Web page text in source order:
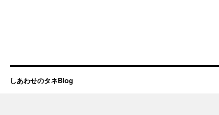
しあわせのタネBlog